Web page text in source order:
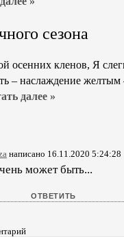
сезона
осенних кленов, Я
– наслаждение
далее »
написано 16.11.2020 5:24:28
может быть...